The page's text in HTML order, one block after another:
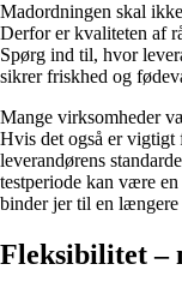
Madordningen skal
Derfor er kvaliteten af
Spørg ind til, hvor
sikrer friskhed og
Mange virksomheder
Hvis det også er vigtigt
leverandørens
testperiode kan være
binder jer til en længere
Fleksibilitet –